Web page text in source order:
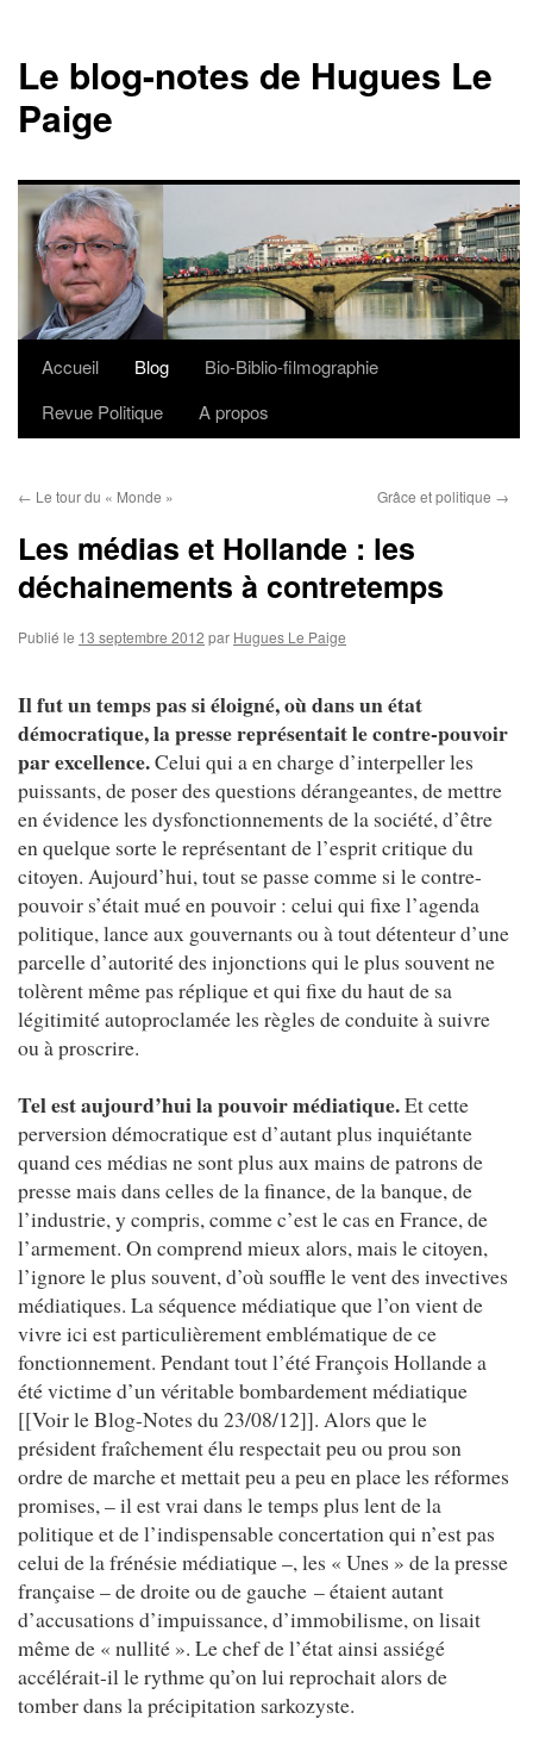
Le blog-notes de Hugues Le
Paige
Aller
Accueil Blog
Bio-Biblio-filmographie
Revue Politique
A propos
← Le tour du « Monde » Grâce et politique →
Les médias et Hollande : les
déchainements à contretemps
Publié le 13 septembre 2012 par Hugues Le Paige
Il fut un temps pas si éloigné, où dans un état
démocratique, la presse représentait le contre-pouvoir
par excellence.Celui qui a en charge d’interpeller les
puissants, de poser des questions dérangeantes, de mettre
en évidence les dysfonctionnements de la société, d’être
en quelque sorte le représentant de l’esprit critique du
citoyen. Aujourd’hui, tout se passe comme si le contre-
pouvoir s’était mué en pouvoir : celui qui fixe l’agenda
politique, lance aux gouvernants ou à tout détenteur d’une
parcelle d’autorité des injonctions qui le plus souvent ne
tolèrent même pas réplique et qui fixe du haut de sa
légitimité autoproclamée les règles de conduite à suivre
ou à proscrire.
Tel est aujourd’hui la pouvoir médiatique.Et cette
perversion démocratique est d’autant plus inquiétante
quand ces médias ne sont plus aux mains de patrons de
presse mais dans celles de la finance, de la banque, de
l’industrie, y compris, comme c’est le cas en France, de
l’armement. On comprend mieux alors, mais le citoyen,
l’ignore le plus souvent, d’où souffle le vent des invectives
médiatiques. La séquence médiatique que l’on vient de
vivre ici est particulièrement emblématique de ce
fonctionnement. Pendant tout l’été François Hollande a
été victime d’un véritable bombardement médiatique
[[Voir le Blog-Notes du 23/08/12]]. Alors que le
président fraîchement élu respectait peu ou prou son
ordre de marche et mettait peu a peu en place les réformes
promises, – il est vrai dans le temps plus lent de la
politique et de l’indispensable concertation qui n’est pas
celui de la frénésie médiatique –, les « Unes » de la presse
française – de droite ou de gauche – étaient autant
d’accusations d’impuissance, d’immobilisme, on lisait
même de « nullité ». Le chef de l’état ainsi assiégé
accélérait-il le rythme qu’on lui reprochait alors de
tomber dans la précipitation sarkozyste.